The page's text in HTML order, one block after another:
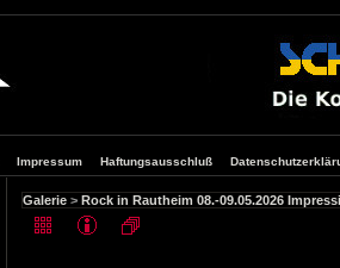
Impressum Haftungsausschluß
Galerie > Rock in Rautheim 08.-09.05.2026